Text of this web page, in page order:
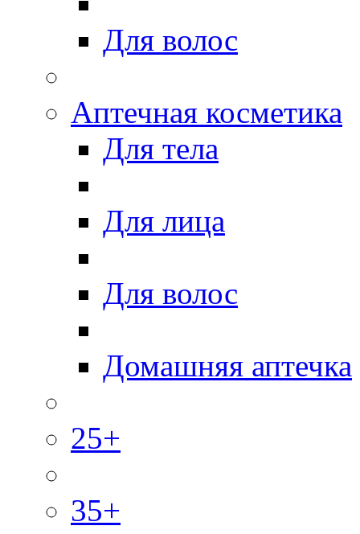
Для волос
Аптечная косметика
Для тела
Для лица
Для волос
Домашняя аптечка
25+
35+